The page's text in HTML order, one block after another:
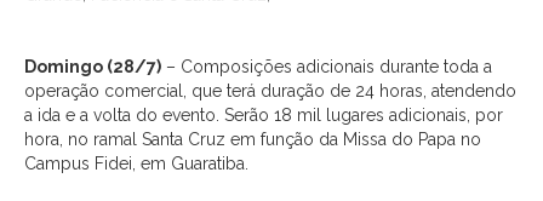
Domingo (28/7) – Composições adicionais durante toda a
operação comercial, que terá duração de 24 horas, atendendo
a ida e a volta do evento. Serão 18 mil lugares adicionais, por
hora, no ramal Santa Cruz em função da Missa do Papa no
Campus Fidei, em Guaratiba.